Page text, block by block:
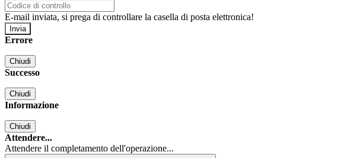
E-mail inviata, si prega di controllare la casella di posta elettronica!
Errore
Chiudi
Successo
Chiudi
Informazione
Chiudi
Attendere...
Attendere il completamento dell'operazione...